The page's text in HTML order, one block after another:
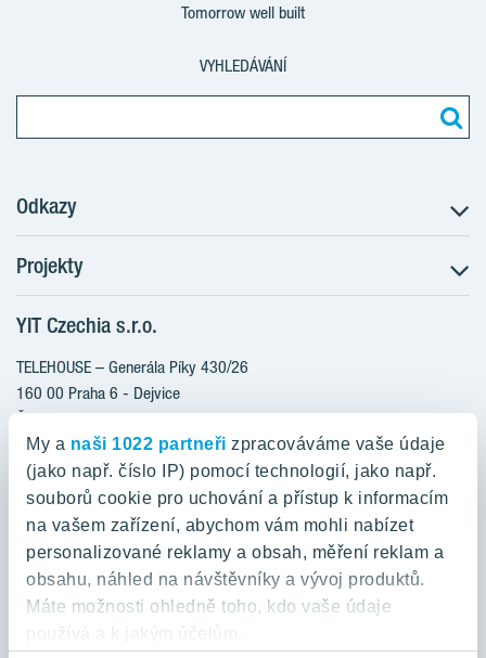
My a naši 1022 partneři zpracováváme vaše údaje
(jako např. číslo IP) pomocí technologií, jako např.
souborů cookie pro uchování a přístup k informacím
na vašem zařízení, abychom vám mohli nabízet
personalizované reklamy a obsah, měření reklam a
obsahu, náhled na návštěvníky a vývoj produktů.
Máte možnosti ohledně toho, kdo vaše údaje
Tomorrow well built
VYHLEDÁVÁNÍ
Odkazy
Postup koupě
Klientské změny
Aktuality
Blog
Kariéra
O nás
YIT PLUS
Projekty
RANTA Barrandov III
RANTA Barrandov IV
TOIVO Roztyly II
KALEVALA
VIRTA Kladno
KATTILA Kamýk
ROSALA
YIT Czechia s.r.o.
TELEHOUSE – Generála Píky 430/26
160 00 Praha 6 - Dejvice
Česká republika
800 200 666
domov@yit.cz
Telefon na centrální recepci:
+420 224 318 261